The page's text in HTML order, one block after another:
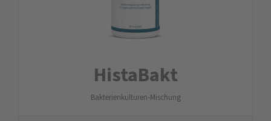
HistaBakt
Bakterienkulturen-Mischung